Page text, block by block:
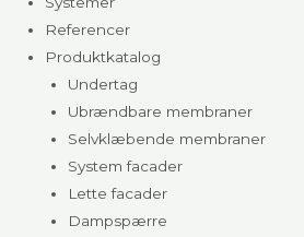
Referencer
Produktkatalog
Undertag
Ubrændbare membraner
Selvklæbende membraner
System facader
Lette facader
Dampspærre